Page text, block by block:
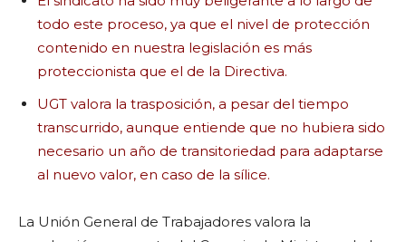
todo este proceso, ya que el nivel de protección
contenido en nuestra legislación es más
proteccionista que el de la Directiva.
UGT valora la trasposición, a pesar del tiempo
transcurrido, aunque entiende que no hubiera sido
necesario un año de transitoriedad para adaptarse
al nuevo valor, en caso de la sílice.
La Unión General de Trabajadores valora la